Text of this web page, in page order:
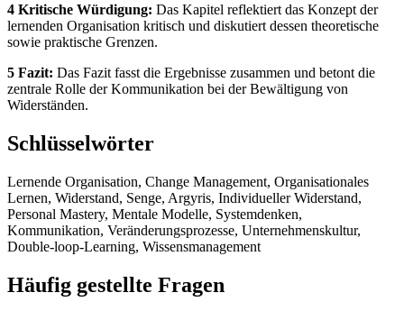
4 Kritische Würdigung: Das Kapitel reflektiert das Konzept der
lernenden Organisation kritisch und diskutiert dessen theoretische
sowie praktische Grenzen.
5 Fazit: Das Fazit fasst die Ergebnisse zusammen und betont die
zentrale Rolle der Kommunikation bei der Bewältigung von
Widerständen.
Schlüsselwörter
Lernende Organisation, Change Management, Organisationales
Lernen, Widerstand, Senge, Argyris, Individueller Widerstand,
Personal Mastery, Mentale Modelle, Systemdenken,
Kommunikation, Veränderungsprozesse, Unternehmenskultur,
Double-loop-Learning, Wissensmanagement
Häufig gestellte Fragen